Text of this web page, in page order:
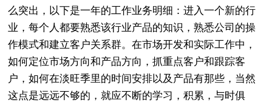
么突出，以下是一年的工作业务明细：进入一个新的行
业，每个人都要熟悉该行业产品的知识，熟悉公司的操
作模式和建立客户关系群。在市场开发和实际工作中，
如何定位市场方向和产品方向，抓重点客户和跟踪客
户，如何在淡旺季里的时间安排以及产品有那些，当然
这点是远远不够的，就应不断的学习，积累，与时俱